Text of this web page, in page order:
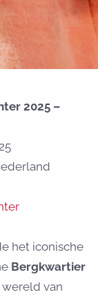
2025 –
het iconische
Bergkwartier
wereld van